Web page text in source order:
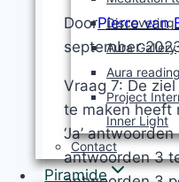
Aura Gallery
Aura reading
Project
Inner Light
Contact
Piramide
DoorPierre van
september
Vraag 7: De
te maken
‘Ja’
antwoorden 3